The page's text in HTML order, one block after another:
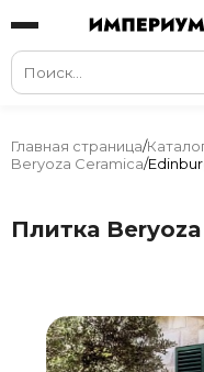
Главная страница/
Beryoza Ceramica/
Плитка